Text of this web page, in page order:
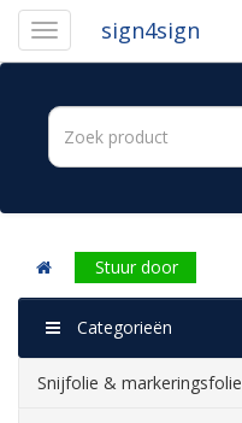
sign4sign
Stuur door
Categorieën
Snijfolie & markeringsfolie